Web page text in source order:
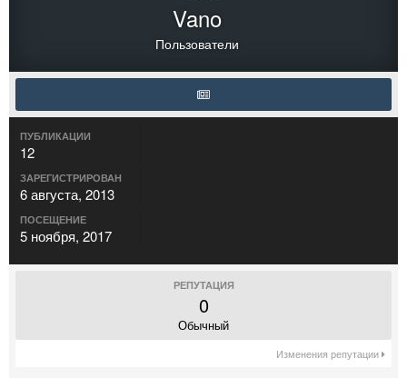
Vano
Пользователи
ПУБЛИКАЦИИ
12
ЗАРЕГИСТРИРОВАН
6 августа, 2013
ПОСЕЩЕНИЕ
5 ноября, 2017
РЕПУТАЦИЯ
0
Обычный
Изменения репутации